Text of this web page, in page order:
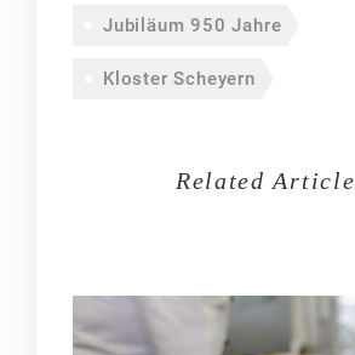
Jubiläum 950 Jahre
Kloster Scheyern
Related